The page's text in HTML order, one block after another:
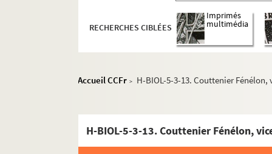
RECHERCHES CIBLÉES
Imprimés
multimédia
Accueil CCFr > H-BIOL-5-3-13. Couttenier
H-BIOL-5-3-13. Couttenier Fénélon,
H-BIOL-1. Acheray à Benvignat
H-BIOL-2. Bere à Bouchée
H-BIOL-5-1. Collin à Cornut
H-BIOL-5-2. Corbet à Cordonnier